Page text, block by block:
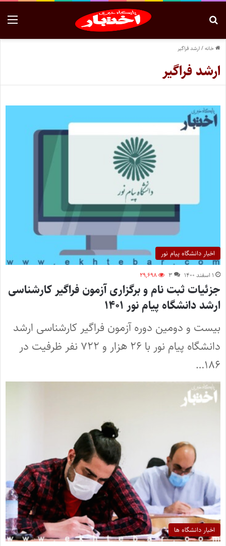
خانه/ارشد فراگیر
ارشد فراگیر
اخبار دانشگاه پیام نور
۱ اسفند ۱۴۰۰ ۳ ۲۹,۶۹۸
جزئیات ثبت نام و برگزاری آزمون فراگیر کارشناسی
ارشد دانشگاه پیام نور ۱۴۰۱
بیست و دومین دوره آزمون فراگیر کارشناسی ارشد
دانشگاه پیام نور با ۲۶ هزار و ۷۲۲ نفر ظرفیت در
۱۸۶…
اخبار دانشگاه ها